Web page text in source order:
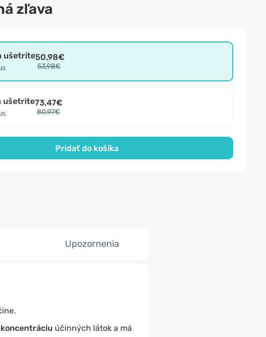
zľava
ušetrite50,98€
53,98€
ušetrite73,47€
80,97€
Pridať do košíka
Upozornenia
účinných látok a má